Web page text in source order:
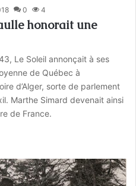
0 4
honorait une
Le Soleil annonçait à ses
de Québec à
d’Alger, sorte de parlement
Marthe Simard devenait ainsi
de France.